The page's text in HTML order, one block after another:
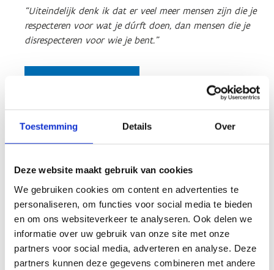
Toestemming Details Over
Deze website maakt gebruik van cookies
We gebruiken cookies om content en advertenties te
personaliseren, om functies voor social media te bieden
en om ons websiteverkeer te analyseren. Ook delen we
informatie over uw gebruik van onze site met onze
partners voor social media, adverteren en analyse. Deze
partners kunnen deze gegevens combineren met andere
“Uiteindelijk denk ik dat er veel meer mensen zijn die je
respecteren voor wat je dúrft doen, dan mensen die je
disrespecteren voor wie je bent.”
Het verhaal van Oshin
Derieuw, bokster
Oshin Derieuw schreef in 2024 nationale
sportgeschiedenis door als eerste Belgische vrouw ooit
op de Olympische Spelen te boksen.